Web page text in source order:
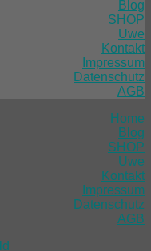
Blog
SHOP
Uwe
Kontakt
Impressum
Datenschutz
AGB
Home
Blog
SHOP
Uwe
Kontakt
Impressum
Datenschutz
AGB